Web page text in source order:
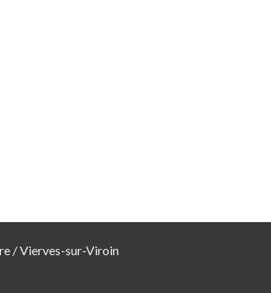
/ Vierves-sur-Viroin